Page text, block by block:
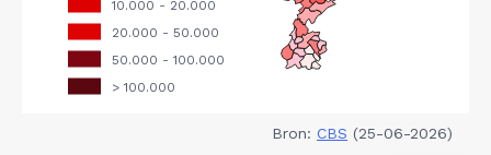
Bron: CBS (25-06-2026)